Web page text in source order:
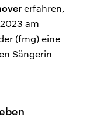
erfahren,
am
(fmg) eine
Sängerin